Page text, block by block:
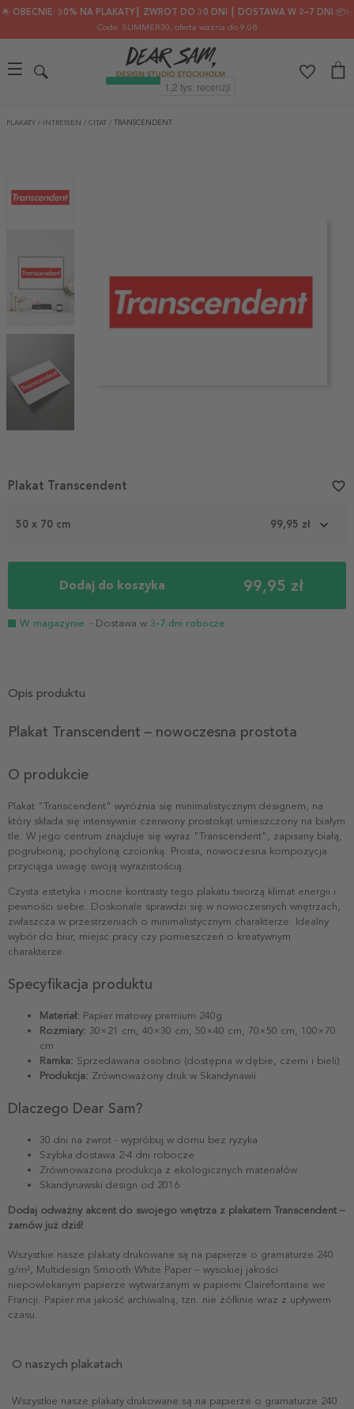
🌟 OBECNIE: 30% NA PLAKATY┃ ZWROT DO 30 DNI ┃ DOSTAWA W 2–7 DNI 📦✨
Code: SUMMER30, oferta ważna do 9.08
PLAKATY / INTRESSEN / CITAT / TRANSCENDENT
Item
50 x 70 cm 99,95 zł
Dodaj do koszyka 99,95 zł
W magazynie - Dostawa w 3-7 dni robocze
Plakat Transcendent favorite_border
Opis produktu
Plakat Transcendent – nowoczesna prostota
O produkcie
Plakat "Transcendent" wyróżnia się minimalistycznym designem, na
który składa się intensywnie czerwony prostokąt umieszczony na białym
tle. W jego centrum znajduje się wyraz "Transcendent", zapisany białą,
pogrubioną, pochyloną czcionką. Prosta, nowoczesna kompozycja
przyciąga uwagę swoją wyrazistością.
Czysta estetyka i mocne kontrasty tego plakatu tworzą klimat energii i
pewności siebie. Doskonale sprawdzi się w nowoczesnych wnętrzach,
zwłaszcza w przestrzeniach o minimalistycznym charakterze. Idealny
wybór do biur, miejsc pracy czy pomieszczeń o kreatywnym
charakterze.
Specyfikacja produktu
Materiał: Papier matowy premium 240g
Rozmiary: 30×21 cm, 40×30 cm, 50×40 cm, 70×50 cm, 100×70
cm
Ramka: Sprzedawana osobno (dostępna w dębie, czerni i bieli)
Produkcja: Zrównoważony druk w Skandynawii
Dlaczego Dear Sam?
30 dni na zwrot - wypróbuj w domu bez ryzyka
Szybka dostawa 2-4 dni robocze
Zrównoważona produkcja z ekologicznych materiałów
Skandynawski design od 2016
Dodaj odważny akcent do swojego wnętrza z plakatem Transcendent –
zamów już dziś!
Wszystkie nasze plakaty drukowane są na papierze o gramaturze 240
g/m², Multidesign Smooth White Paper – wysokiej jakości
niepowlekanym papierze wytwarzanym w papierni Clairefontaine we
Francji. Papier ma jakość archiwalną, tzn. nie żółknie wraz z upływem
czasu.
O naszych plakatach
Wszystkie nasze plakaty drukowane są na papierze o gramaturze 240